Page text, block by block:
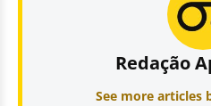
Redação
See more articles